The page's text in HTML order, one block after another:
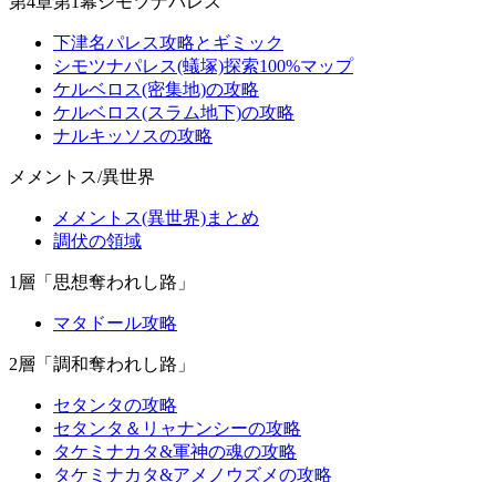
下津名パレス攻略とギミック
シモツナパレス(蟻塚)探索100%マップ
ケルベロス(密集地)の攻略
ケルベロス(スラム地下)の攻略
ナルキッソスの攻略
メメントス/異世界
メメントス(異世界)まとめ
調伏の領域
1層「思想奪われし路」
マタドール攻略
2層「調和奪われし路」
セタンタの攻略
セタンタ＆リャナンシーの攻略
タケミナカタ&軍神の魂の攻略
タケミナカタ&アメノウズメの攻略